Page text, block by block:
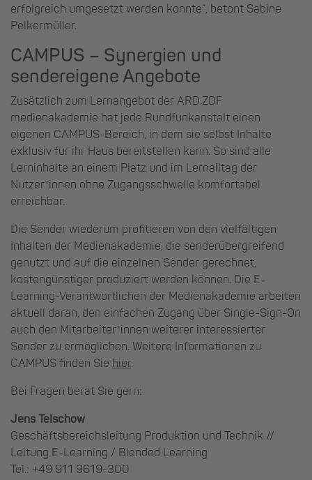
erfolgreich umgesetzt werden konnte“, betont Sabine
Pelkermüller.
CAMPUS – Synergien und
sendereigene Angebote
Zusätzlich zum Lernangebot der ARD.ZDF
medienakademie hat jede Rundfunkanstalt einen
eigenen CAMPUS-Bereich, in dem sie selbst Inhalte
exklusiv für ihr Haus bereitstellen kann. So sind alle
Lerninhalte an einem Platz und im Lernalltag der
Nutzer*innen ohne Zugangsschwelle komfortabel
erreichbar.
Die Sender wiederum profitieren von den vielfältigen
Inhalten der Medienakademie, die senderübergreifend
genutzt und auf die einzelnen Sender gerechnet,
kostengünstiger produziert werden können. Die E-
Learning-Verantwortlichen der Medienakademie arbeiten
aktuell daran, den einfachen Zugang über Single-Sign-On
auch den Mitarbeiter*innen weiterer interessierter
Sender zu ermöglichen. Weitere Informationen zu
CAMPUS finden Sie hier.
Bei Fragen berät Sie gern:
Jens Telschow
Geschäftsbereichs­leitung Produktion und Technik //
Leitung E-Learning / Blended Learning
Tel.: +49 911 9619-300